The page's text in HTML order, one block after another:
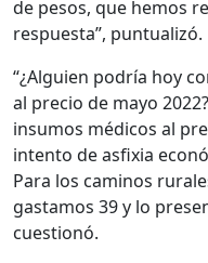
de pesos, que hemos
respuesta”, puntualizó.
“¿Alguien podría hoy
al precio de mayo
insumos médicos al
intento de asfixia
Para los caminos
gastamos 39 y lo
cuestionó.